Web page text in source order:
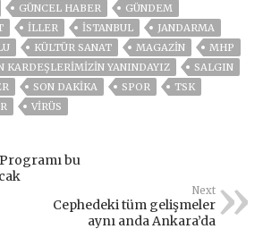
GÜNCEL HABER
GÜNDEM
İLLER ISTANBUL
JANDARMA
KÜLTÜR SANAT MAGAZİN
MHP
KARDEŞLERIMIZIN YANINDAYIZ
SALGIN
SON DAKIKA SPOR
TSK
VIRÜS
bu
Next
Cephedeki tüm gelişmeler
aynı anda Ankara’da